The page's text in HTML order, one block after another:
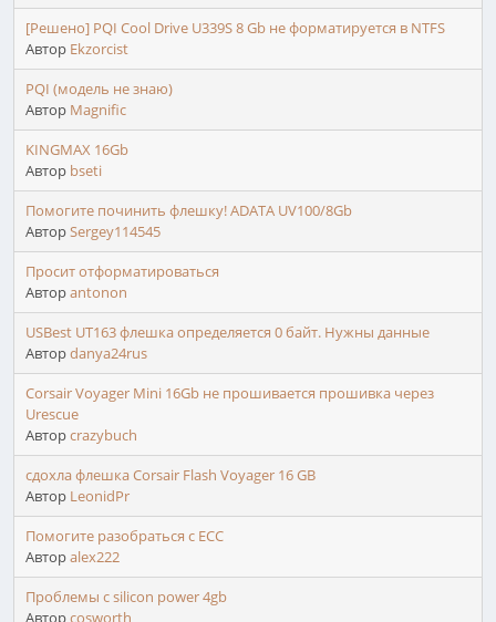
[Решено] PQI Cool Drive U339S 8 Gb не форматируется в NTFS
Автор Ekzorcist
PQI (модель не знаю)
Автор Magnific
KINGMAX 16Gb
Автор bseti
Помогите починить флешку! ADATA UV100/8Gb
АвторSergey114545
Просит отформатироваться
Авторantonon
USBest UT163 флешка определяется 0 байт. Нужны данные
Авторdanya24rus
Corsair Voyager Mini 16Gb не прошивается прошивка через
Urescue
Авторcrazybuch
сдохла флешка Corsair Flash Voyager 16 GB
Автор LeonidPr
Помогите разобраться с ЕСС
Авторalex222
Проблемы с silicon power 4gb
Авторcosworth